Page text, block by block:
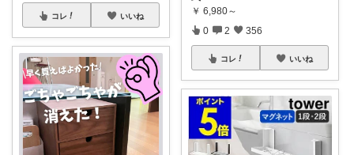
コレ いいね
￥ 6,980～
0 2 356
コレ いいね